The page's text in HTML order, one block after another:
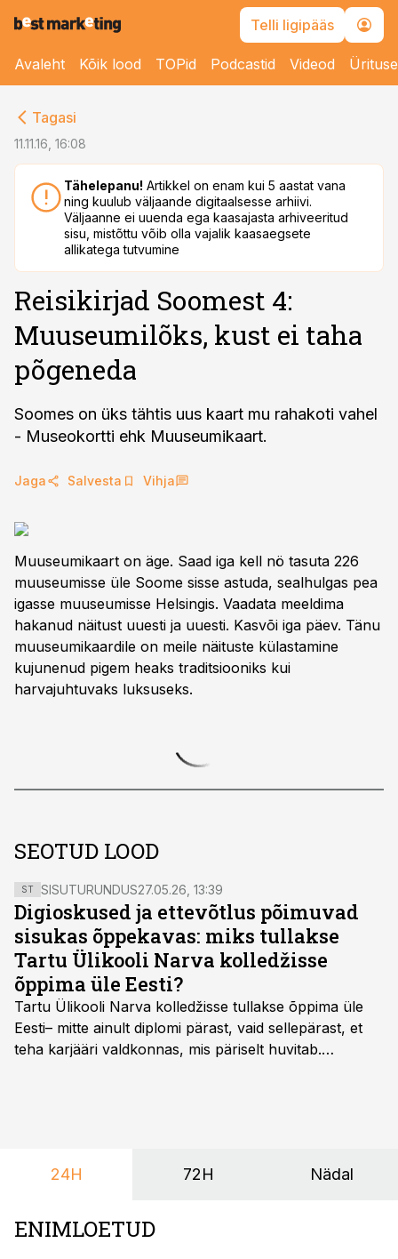
Telli ligipääs
Avaleht Kõik lood TOPid Podcastid Videod
Tagasi
11.11.16, 16:08
Tähelepanu! Artikkel on enam kui 5 aastat vana
ning kuulub väljaande digitaalsesse arhiivi.
Väljaanne ei uuenda ega kaasajasta arhiveeritud
sisu, mistõttu võib olla vajalik kaasaegsete
allikatega tutvumine
Reisikirjad Soomest 4:
Muuseumilõks, kust ei taha
põgeneda
Soomes on üks tähtis uus kaart mu rahakoti vahel
- Museokortti ehk Muuseumikaart.
Jaga Salvesta Vihja
Muuseumikaart on äge. Saad iga kell nö tasuta 226
muuseumisse üle Soome sisse astuda, sealhulgas pea
igasse muuseumisse Helsingis. Vaadata meeldima
hakanud näitust uuesti ja uuesti. Kasvõi iga päev. Tänu
muuseumikaardile on meile näituste külastamine
kujunenud pigem heaks traditsiooniks kui
harvajuhtuvaks luksuseks.
SEOTUD LOOD
ST SISUTURUNDUS27.05.26, 13:39
Digioskused ja ettevõtlus põimuvad
sisukas õppekavas: miks tullakse
Tartu Ülikooli Narva kolledžisse
õppima üle Eesti?
Tartu Ülikooli Narva kolledžisse tullakse õppima üle
Eesti– mitte ainult diplomi pärast, vaid sellepärast, et
teha karjääri valdkonnas, mis päriselt huvitab.
24H 72H Nädal
ENIMLOETUD